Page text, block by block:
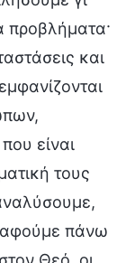
προβλήματα·
και
είναι
τους
πάνω